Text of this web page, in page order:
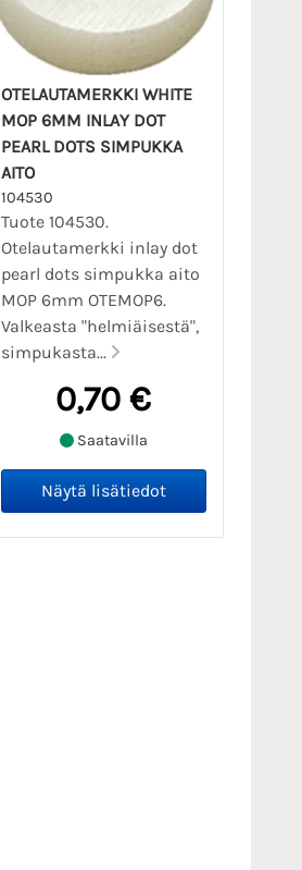
OTELAUTAMERKKI WHITE
MOP 6MM INLAY DOT
PEARL DOTS SIMPUKKA
AITO
104530
Tuote 104530.
Otelautamerkki inlay dot
pearl dots simpukka aito
MOP 6mm OTEMOP6.
Valkeasta "helmiäisestä",
simpukasta...
0,70 €
Saatavilla